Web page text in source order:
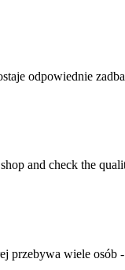
odpowiednie
and check the
wiele osób